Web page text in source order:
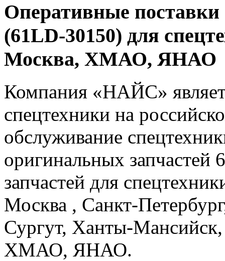
Оперативные
(61LD-30150) для
Москва, ХМАО, ЯНАО
Компания «НАЙС»
спецтехники на
обслуживание
оригинальных
запчастей для
Москва , Санкт-
Сургут, Ханты-
ХМАО, ЯНАО.